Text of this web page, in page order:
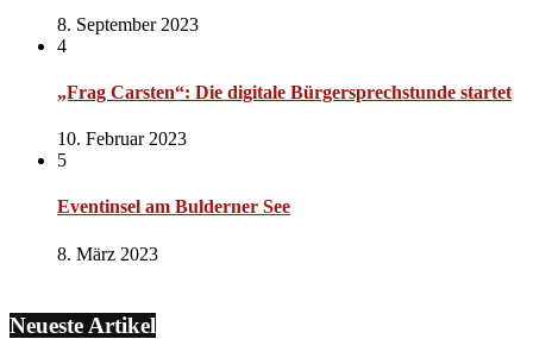
8. September 2023
4
„Frag Carsten“: Die digitale Bürgersprechstunde startet
10. Februar 2023
5
Eventinsel am Bulderner See
8. März 2023
Neueste Artikel